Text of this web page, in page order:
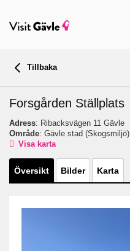
Tillbaka
Forsgården Ställplats
Adress: Ribacksvägen 11 Gävle
Område: Gävle stad (Skogsmiljö)
Visa karta
Översikt Bilder Karta